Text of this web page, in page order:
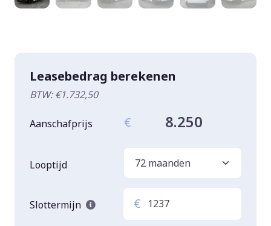
Leasebedrag berekenen
BTW: €1.732,50
Aanschafprijs € 8.250
Looptijd
Slottermijn €